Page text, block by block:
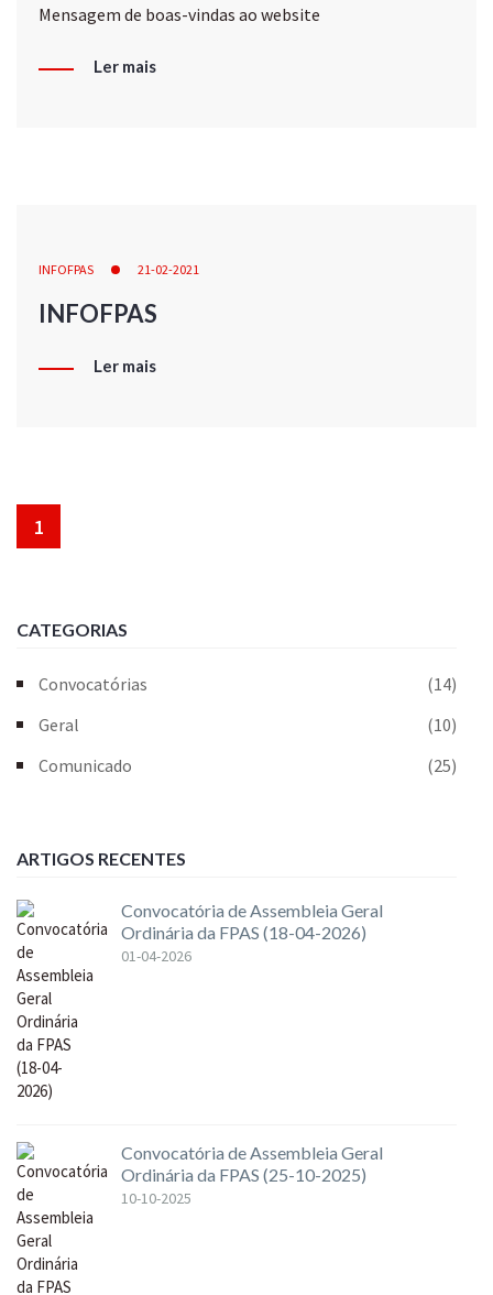
Mensagem de boas-vindas ao website
Ler mais
INFOFPAS 21-02-2021
INFOFPAS
Ler mais
1
CATEGORIAS
Convocatórias
(14)
Geral
(10)
Comunicado
(25)
ARTIGOS RECENTES
Convocatória de Assembleia Geral
Ordinária da FPAS (18-04-2026)
01-04-2026
Convocatória de Assembleia Geral
Ordinária da FPAS (25-10-2025)
10-10-2025